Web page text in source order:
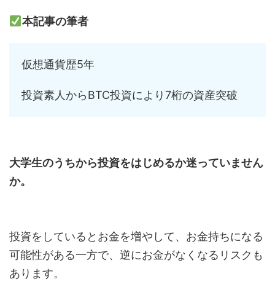
本記事の筆者
仮想通貨歴5年
投資素人からBTC投資により7桁の資産突破
大学生のうちから投資をはじめるか迷っていません
か。
投資をしているとお金を増やして、お金持ちになる
可能性がある一方で、逆にお金がなくなるリスクも
あります。